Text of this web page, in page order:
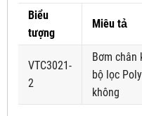
Biểu
tượng
Miêu tả
VTC3021-
2
Bơm chân
bộ lọc
không